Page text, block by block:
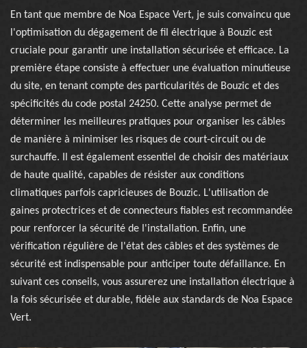
En tant que membre de Noa Espace Vert, je suis convaincu que
l'optimisation du dégagement de fil électrique à Bouzic est
cruciale pour garantir une installation sécurisée et efficace. La
première étape consiste à effectuer une évaluation minutieuse
du site, en tenant compte des particularités de Bouzic et des
spécificités du code postal 24250. Cette analyse permet de
déterminer les meilleures pratiques pour organiser les câbles
de manière à minimiser les risques de court-circuit ou de
surchauffe. Il est également essentiel de choisir des matériaux
de haute qualité, capables de résister aux conditions
climatiques parfois capricieuses de Bouzic. L'utilisation de
gaines protectrices et de connecteurs fiables est recommandée
pour renforcer la sécurité de l'installation. Enfin, une
vérification régulière de l'état des câbles et des systèmes de
sécurité est indispensable pour anticiper toute défaillance. En
suivant ces conseils, vous assurerez une installation électrique à
la fois sécurisée et durable, fidèle aux standards de Noa Espace
Vert.